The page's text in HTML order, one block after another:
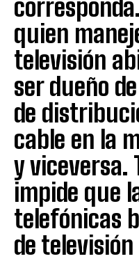
quien
televisión
ser dueño
de
cable en la
y viceversa.
impide que
telefónicas
de